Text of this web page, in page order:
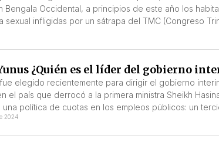
Bengala Occidental, a principios de este año los
sexual infligidas por un sátrapa del TMC (Congreso
¿Quién es el líder del gobierno
fue elegido recientemente para dirigir el gobierno
el país que derrocó a la primera ministra Sheikh
una política de cuotas en los empleos públicos: un
2024